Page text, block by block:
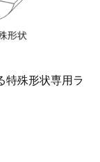
特殊形状専用ラ